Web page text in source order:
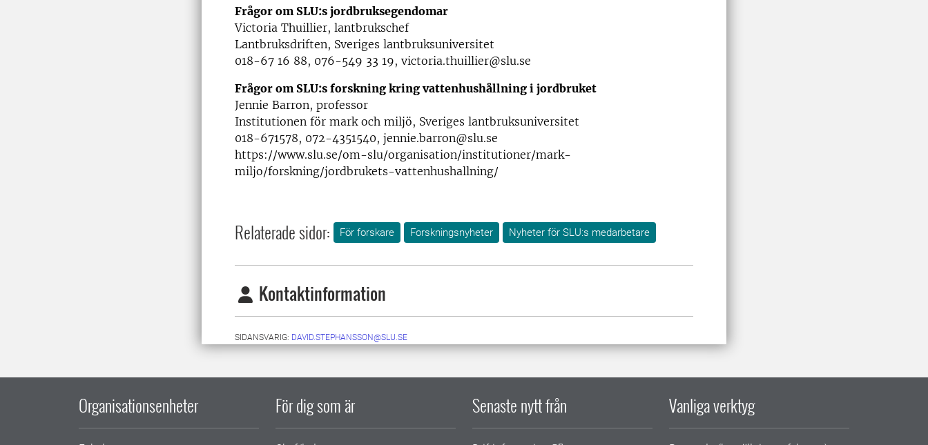
Frågor om SLU:s jordbruksegendomar
Victoria Thuillier, lantbrukschef
Lantbruksdriften, Sveriges lantbruksuniversitet
018-67 16 88, 076-549 33 19, victoria.thuillier@slu.se
Frågor om SLU:s forskning kring vattenhushållning i jordbruket
Jennie Barron, professor
Institutionen för mark och miljö, Sveriges lantbruksuniversitet
018-671578, 072-4351540, jennie.barron@slu.se
https://www.slu.se/om-slu/organisation/institutioner/mark-
miljo/forskning/jordbrukets-vattenhushallning/
Relaterade sidor: För forskare Forskningsnyheter Nyheter för SLU:s medarbetare
Kontaktinformation
SIDANSVARIG: DAVID.STEPHANSSON@SLU.SE
Organisationsenheter För dig som är Senaste nytt från Vanliga verktyg